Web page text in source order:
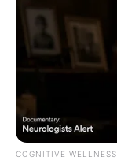
COGNITIVE WELLNESS